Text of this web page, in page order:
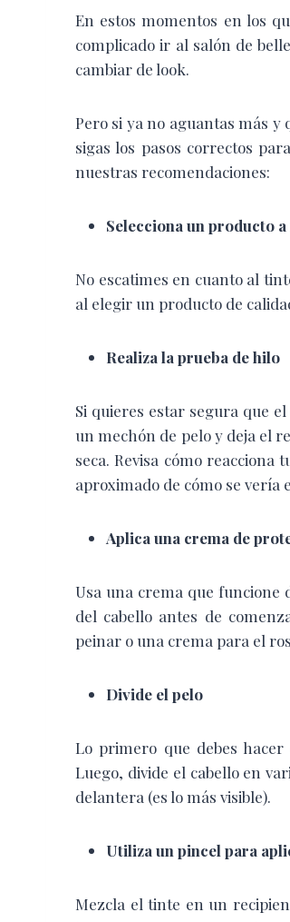
En estos momentos en los
complicado ir al salón de
cambiar de look.
Pero si ya no aguantas más
sigas los pasos correctos
nuestras recomendaciones:
Selecciona un producto
No escatimes en cuanto al
al elegir un producto de
Realiza la prueba de hilo
Si quieres estar segura que
un mechón de pelo y deja el
seca. Revisa cómo
aproximado de cómo se vería
Aplica una crema de
Usa una crema que funcione
del cabello antes de
peinar o una crema para el
Divide el pelo
Lo primero que debes
Luego, divide el cabello en
delantera (es lo más visible).
Utiliza un pincel para
Mezcla el tinte en un